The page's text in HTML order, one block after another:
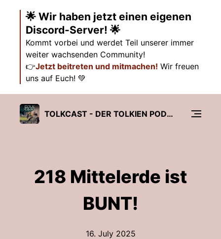
🌟 Wir haben jetzt einen eigenen
Discord-Server! 🌟
Kommt vorbei und werdet Teil unserer immer
weiter wachsenden Community!
👉Jetzt beitreten und mitmachen! Wir freuen
uns auf Euch! 💚
TOLKCAST - DER TOLKIEN PODCAST
218 Mittelerde ist
BUNT!
16. July 2025